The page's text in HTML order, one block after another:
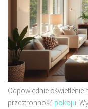
Odpowiednie oświetlenie
przestronność pokoju .